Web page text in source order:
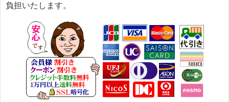
負担いたします。